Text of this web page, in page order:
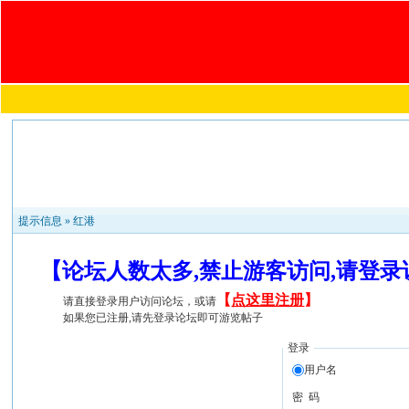
提示信息 »红港
【论坛人数太多,禁止游客访问,请登
请直接登录用户访问论坛，或请 【 点这里注册】
如果您已注册,请先登录论坛即可游览帖子
登录
用户名
密 码